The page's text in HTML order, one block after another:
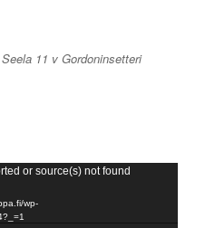
Seela 11 v Gordoninsetteri
or source(s) not found
wp-